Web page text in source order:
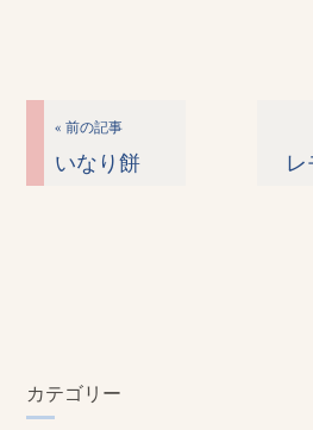
« 前の記事
いなり餅
カテゴリー